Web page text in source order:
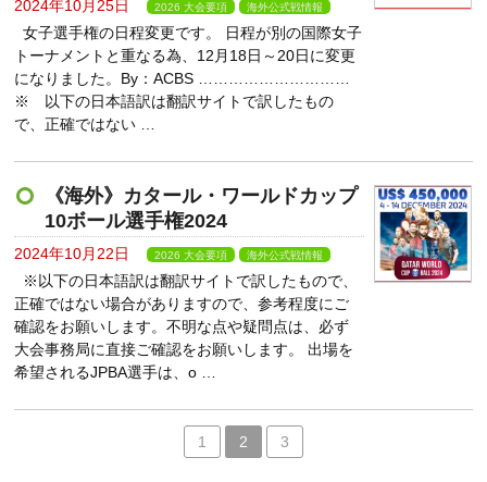
2024年10月25日 2026 大会要項 海外公式戦情報
女子選手権の日程変更です。 日程が別の国際女子
トーナメントと重なる為、12月18日～20日に変更
になりました。By：ACBS …………………………
※ 以下の日本語訳は翻訳サイトで訳したもの
で、正確ではない …
《海外》カタール・ワールドカップ
10ボール選手権2024
2024年10月22日 2026 大会要項 海外公式戦情報
※以下の日本語訳は翻訳サイトで訳したもので、
正確ではない場合がありますので、参考程度にご
確認をお願いします。不明な点や疑問点は、必ず
大会事務局に直接ご確認をお願いします。 出場を
希望されるJPBA選手は、o …
1 2 3